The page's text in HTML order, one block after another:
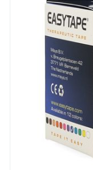
Quantité Du
Paquet
Préservation